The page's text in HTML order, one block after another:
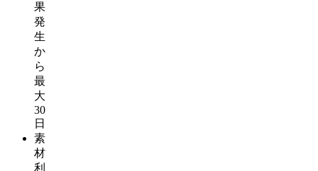
果
発
生
か
ら
最
大
30
日
素
材
利